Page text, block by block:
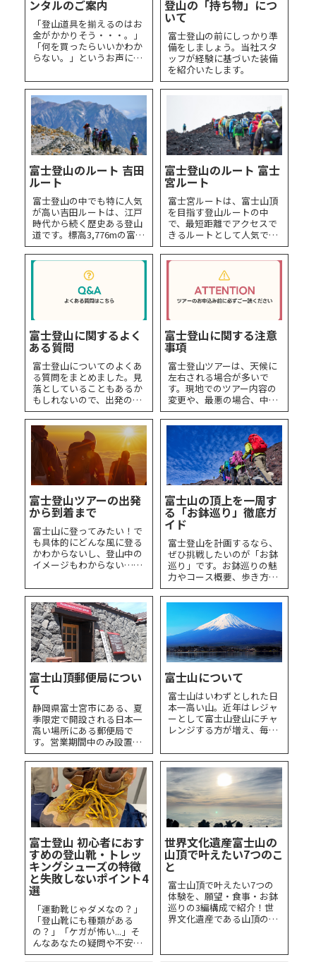
ンタルのご案内
「登山道具を揃えるのはお
金がかかりそう・・・。」
「何を買ったらいいかわか
らない。」というお声にお
ルを弊社限定の特別価格に
てご紹介させて頂きます。
登山の「持ち物」につ
いて
富士登山の前にしっかり準
備をしましょう。当社スタ
ッフが経験に基づいた装備
を紹介いたします。
富士登山のルート 吉田
ルート
富士登山の中でも特に人気
が高い吉田ルートは、江戸
時代から続く歴史ある登山
道です。標高3,776mの富士
山には、大きく分けて4つ
の主要ルートがあります
が、その中でも吉田ルート
は首都圏からのアクセスが
良く、山小屋も多く、初心
者でも比較的登りやすいこ
富士登山のルート 富士
宮ルート
富士宮ルートは、富士山頂
を目指す登山ルートの中
で、最短距離でアクセスで
きるルートとして人気で
す。標高2,400mの五合目か
らスタートし、山頂までの
標高差は約1,300mと、他の
ルートと比べて標高差が低
く、距離も短いため、所要
時間を短縮できます。その
も、比較的登りやすいルー
トと言えます。
富士登山に関するよく
ある質問
富士登山についてのよくあ
る質問をまとめました。見
落としていることもあるか
もしれないので、出発の前
に気になるところをチェッ
クしていってくださいね。
富士登山に関する注意
事項
富士登山ツアーは、天候に
左右される場合が多いで
す。現地でのツアー内容の
変更や、最悪の場合、中止
を決断しなくてはならない
事もございます。あらかじ
めご了承の上、ご参加いた
だきますようお願いいたし
ます。
富士登山ツアーの出発
から到着まで
富士山に登ってみたい！で
も具体的にどんな風に登る
かわからないし、登山中の
イメージもわからない…そ
ツアーのバスプランで行く
富士山登山の流れをご紹
介！ 富士山に登ってみるイ
メージを作って、富士山登
山にチャレンジしてみよ
う！
富士山の頂上を一周す
る「お鉢巡り」徹底ガ
イド
富士登山を計画するなら、
ぜひ挑戦したいのが「お鉢
巡り」です。お鉢巡りの魅
力やコース概要、歩き方な
どを詳しく解説していきま
す。
富士山頂郵便局につい
て
静岡県富士宮市にある、夏
季限定で開設される日本一
高い場所にある郵便局で
す。営業期間中のみ設置さ
れるポストに投函すること
で、富士山頂郵便局の消印
を押印してもらうことがで
きます。
富士山について
富士山はいわずとしれた日
本一高い山。近年はレジャ
ーとして富士山登山にチャ
レンジする方が増え、毎年
アーで富士山登山にチャレ
ンジしています。富士山登
山について興味を持った
時、とりあえずこれだけの
ことは知っておきましょ
う！
富士登山 初心者におす
すめの登山靴・トレッ
キングシューズの特徴
と失敗しないポイント4
選
「運動靴じゃダメなの？」
「登山靴にも種類がある
の？」「ケガが怖い...」そ
んなあなたの疑問や不安に
お答えします。
世界文化遺産富士山の
山頂で叶えたい7つのこ
と
富士山頂で叶えたい7つの
体験を、願望・食事・お鉢
巡りの3編構成で紹介！世
界文化遺産である山頂の信
しょう！